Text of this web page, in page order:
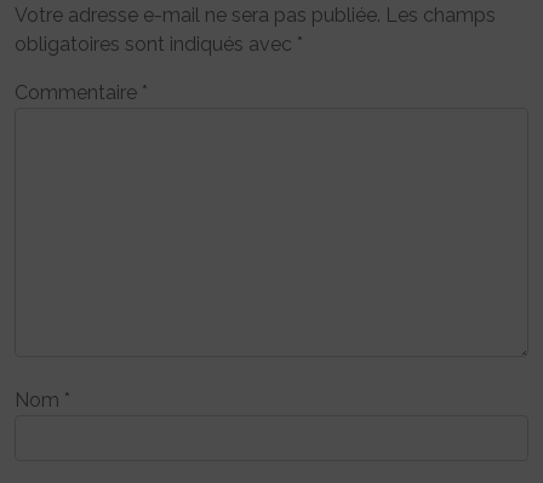
Votre adresse e-mail ne sera pas publiée. Les champs
obligatoires sont indiqués avec *
Commentaire *
Nom *